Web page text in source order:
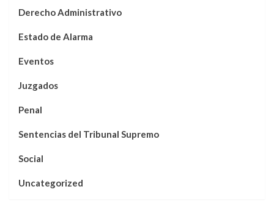
Derecho Administrativo
Estado de Alarma
Eventos
Juzgados
Penal
Sentencias del Tribunal Supremo
Social
Uncategorized